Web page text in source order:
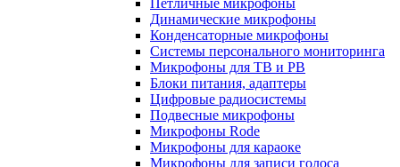
Петличные микрофоны
Динамические микрофоны
Конденсаторные микрофоны
Системы персонального мониторинга
Микрофоны для ТВ и РВ
Блоки питания, адаптеры
Цифровые радиосистемы
Подвесные микрофоны
Микрофоны Rode
Микрофоны для караоке
Микрофоны для записи голоса